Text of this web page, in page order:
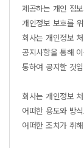
제공하는 개인 정
개인정보 보호를
회사는 개인정보
공지사항을 통해
통하여 공지할 것
회사는 개인정보
어떠한 용도와 방
어떠한 조치가 취